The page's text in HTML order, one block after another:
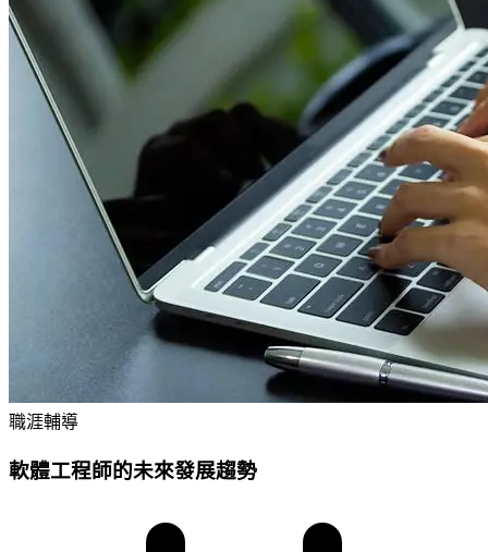
職涯輔導
軟體工程師的未來發展趨勢